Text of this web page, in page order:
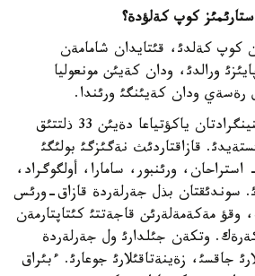
كوپ كةلؤدة؟
كوپ كةلدئ، قئتايدان شامامةن
15 پايئزئ ورالدئ، ودان كةيئن مونعوليا
رةسةي ودان كةيئنگئ ورئندا.
بذگئندة رةسةيدة كالينينگرادتان ياكؤتياعا دةيئن 33 ذلتتئق
قازاقتاردئث نةگئزگئ بولئگئ
ورئنبور، سامارا، أولگوگراد،
سوندئقتان بذل جةرلةردة قازاق-ورئس
وقؤ مةكةمةلةرئن قاجةتتئ كئتاپتارمةن
وتكةن جئلدارئ ول جةرلةردة
جاقسئ، زةينةتاقئلارئ جوعارئ. ءبئراق